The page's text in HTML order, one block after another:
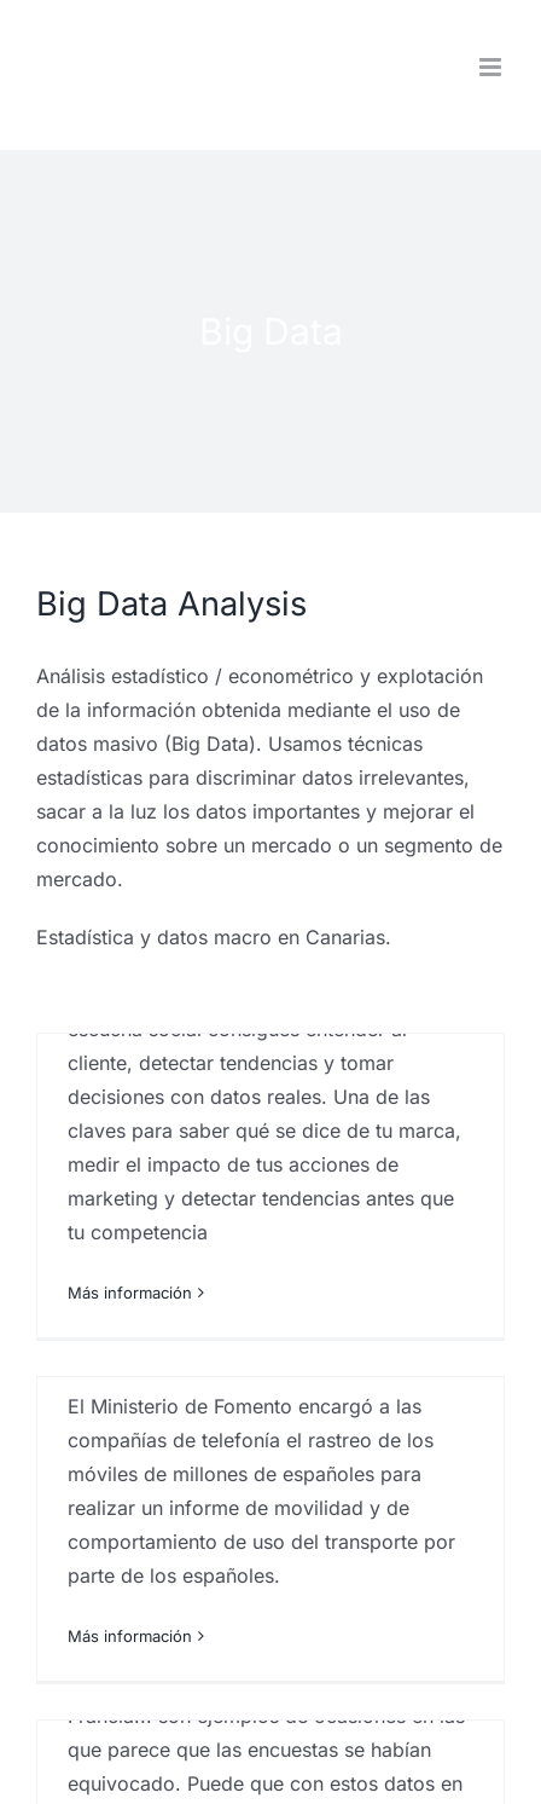
Big Data Analysis
Análisis estadístico / econométrico y explotación
de la información obtenida mediante el uso de
datos masivo (Big Data). Usamos técnicas
estadísticas para discriminar datos irrelevantes,
sacar a la luz los datos importantes y mejorar el
conocimiento sobre un mercado o un segmento de
mercado.
Estadística y datos macro en Canarias.
Qué es la escucha social o
social listening
PorEureka Marketing | marzo 23, 2021 | Análisis e
investigación de mercados en Canarias
mercado, Big Data,Big Data Analysis,centro
investigaciones sociológicas,comportamiento del
Estudio de reputación
corporativa, Estudios de reputación ,marketing en las
palmas
¿Que es la Escucha Social o Social
escucha social consigues entender al
cliente, detectar tendencias y tomar
decisiones con datos reales. Una de las
claves para saber qué se dice de tu marca,
medir el impacto de tus acciones de
marketing y detectar tendencias antes que
tu competencia
Más información
Informe Big Data sobre
movilidad. Aplicaciones del
Big Data Analisys.
El Ministerio de Fomento encargó a las
compañías de telefonía el rastreo de los
móviles de millones de españoles para
realizar un informe de movilidad y de
comportamiento de uso del transporte por
parte de los españoles.
Más información
Encuestas?
sociológicas ,Estudios de mercado,estudios
socioeconómicos ,Instituto de investigación de
mercados
estudios de mercados,Servicios de marketing,
sociobarómetro,Sondeos electorales,Trabajo de
En los últimos años, hemos asistido a varios
equivocarse. Donald Trump, el Brexit, Orban
Francia... son ejemplos de ocasiones en las
que parece que las encuestas se habían
equivocado. Puede que con estos datos en